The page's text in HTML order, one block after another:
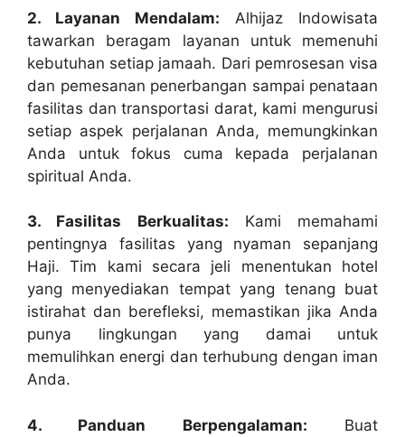
2. Layanan Mendalam: Alhijaz Indowisata
tawarkan beragam layanan untuk memenuhi
kebutuhan setiap jamaah. Dari pemrosesan visa
dan pemesanan penerbangan sampai penataan
fasilitas dan transportasi darat, kami mengurusi
setiap aspek perjalanan Anda, memungkinkan
Anda untuk fokus cuma kepada perjalanan
spiritual Anda.
3. Fasilitas Berkualitas: Kami memahami
pentingnya fasilitas yang nyaman sepanjang
Haji. Tim kami secara jeli menentukan hotel
yang menyediakan tempat yang tenang buat
istirahat dan berefleksi, memastikan jika Anda
punya lingkungan yang damai untuk
memulihkan energi dan terhubung dengan iman
Anda.
4. Panduan Berpengalaman: Buat